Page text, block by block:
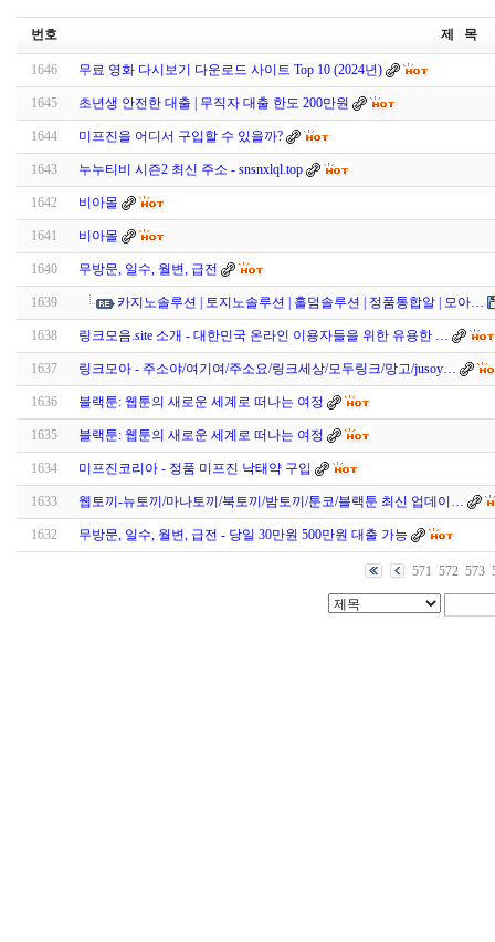
번호 제 목
1646 무료 영화 다시보기 다운로드 사이트 Top 10 (2024년)
1645 초년생 안전한 대출 | 무직자 대출 한도 200만원
1644 미프진을 어디서 구입할 수 있을까?
1643 누누티비 시즌2 최신 주소 - snsnxlql.top
1642 비아몰
1641 비아몰
1640 무방문, 일수, 월변, 급전
1639 카지노솔루션 | 토지노솔루션 | 홀덤솔루션 | 정품통합알 | 모아…
1638 링크모음.site 소개 - 대한민국 온라인 이용자들을 위한 유용한 …
1637 링크모아 - 주소야/여기여/주소요/링크세상/모두링크/망고/jusoy…
1636 블랙툰: 웹툰의 새로운 세계로 떠나는 여정
1635 블랙툰: 웹툰의 새로운 세계로 떠나는 여정
1634 미프진코리아 - 정품 미프진 낙태약 구입
1633 웹토끼-뉴토끼/마나토끼/북토끼/밤토끼/툰코/블랙툰 최신 업데이…
1632 무방문, 일수, 월변, 급전 - 당일 30만원 500만원 대출 가능
571 572 573